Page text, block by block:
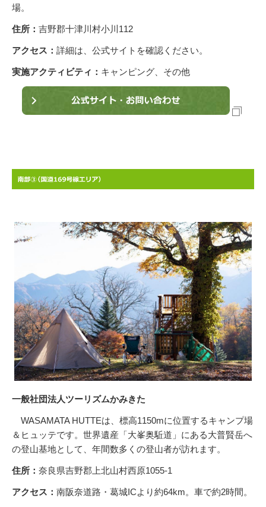
場。
住所： 吉野郡十津川村小川112
アクセス： 詳細は、公式サイトを確認ください。
実施アクティビティ： キャンピング、その他
一般社団法人ツーリズムかみきた
WASAMATA HUTTEは、標高1150mに位置するキャンプ場
＆ヒュッテです。世界遺産「大峯奥駈道」にある大普賢岳へ
の登山基地として、年間数多くの登山者が訪れます。
住所： 奈良県吉野郡上北山村西原1055-1
アクセス： 南阪奈道路・葛城ICより約64km。車で約2時間。